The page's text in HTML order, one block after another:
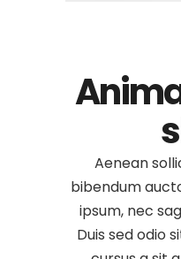
Aenean
bibendum
ipsum, nec
Duis sed odio